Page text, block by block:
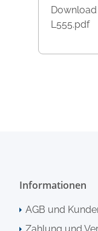
Download
L555.pdf
Informationen
AGB und